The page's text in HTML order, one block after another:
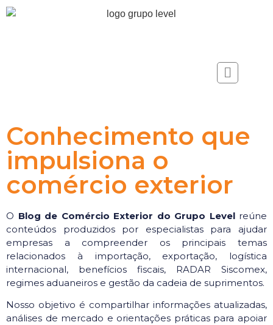
Conhecimento que
impulsiona o
comércio exterior
O Blog de Comércio Exterior do Grupo Levelreúne
conteúdos produzidos por especialistas para ajudar
empresas a compreender os principais temas
relacionados à importação, exportação, logística
internacional, benefícios fiscais, RADAR Siscomex,
regimes aduaneiros e gestão da cadeia de suprimentos.
Nosso objetivo é compartilhar informações atualizadas,
análises de mercado e orientações práticas para apoiar